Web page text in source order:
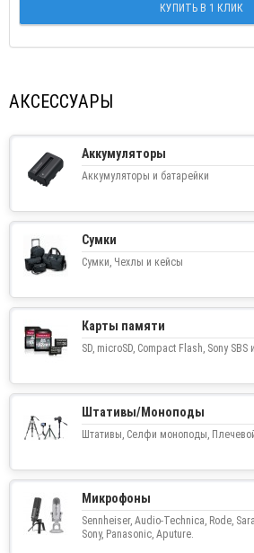
КУПИТЬ В 1 КЛИК
АКСЕССУАРЫ
Аккумуляторы
Аккумуляторы и батарейки
Сумки
Сумки, Чехлы и кейсы
Карты памяти
SD, microSD, Compact Flash, Sony SBS
Штативы/Моноподы
Штативы, Селфи моноподы,
Микрофоны
Sennheiser, Audio-Technica, Rode,
Sony, Panasonic, Aputure.